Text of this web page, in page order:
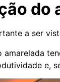
do
a ser
amarelada
e,